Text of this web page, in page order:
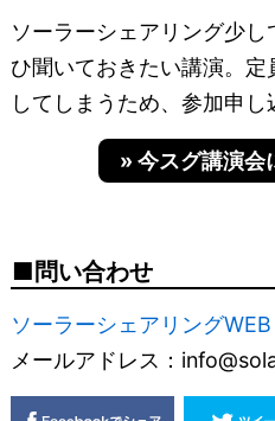
ソーラーシェアリング少
ひ聞いておきたい講演。
してしまうため、参加申し
» 今スグ講演会
問い合わせ
ソーラーシェアリングWEB
メールアドレス：